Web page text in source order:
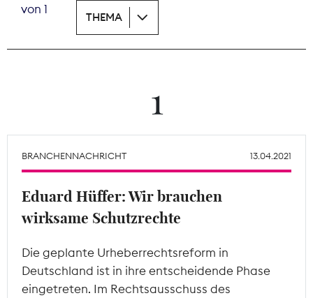
Theodor-Wolff-Preis
von 1
THEMA
1
BRANCHENNACHRICHT 13.04.2021
Eduard Hüffer: Wir brauchen
wirksame Schutzrechte
Die geplante Urheberrechtsreform in
Deutschland ist in ihre entscheidende Phase
eingetreten. Im Rechtsausschuss des